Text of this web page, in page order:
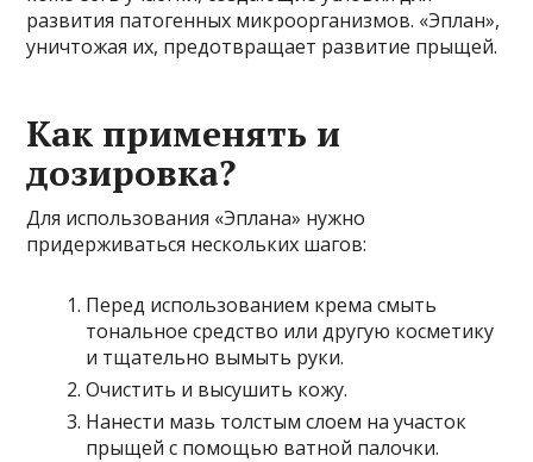
развития патогенных микроорганизмов. «Эплан»,
уничтожая их, предотвращает развитие прыщей.
Как применять и
дозировка?
Для использования «Эплана» нужно
придерживаться нескольких шагов:
Перед использованием крема смыть
тональное средство или другую косметику
и тщательно вымыть руки.
Очистить и высушить кожу.
Нанести мазь толстым слоем на участок
прыщей с помощью ватной палочки.